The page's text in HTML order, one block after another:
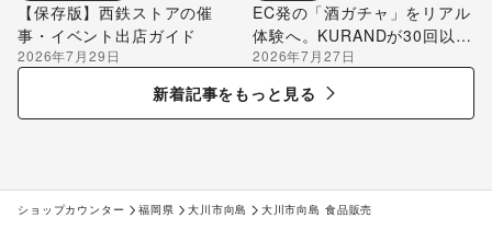
【保存版】西鉄ストアの催
事・イベント出店ガイド
2026年7月29日
EC発の「酒ガチャ」をリアル
体験へ。KURANDが30回以上
のポップアップ出店で届け
る“新しいお酒との出会い”
2026年7月27日
新着記事をもっと見る
ショップカウンター 福岡県 大川市向島 大川市向島 食品販売